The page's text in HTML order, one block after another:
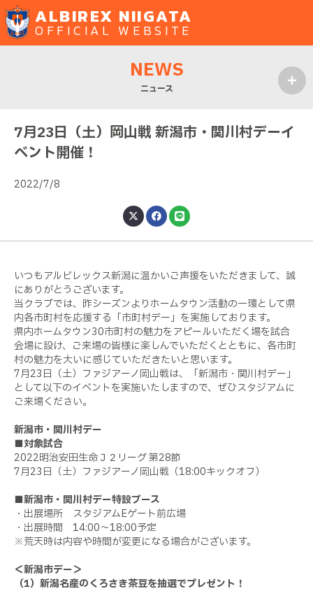
ALBIREX NIIGATA
OFFICIAL WEBSITE
NEWS
ニュース
7月23日（土）岡山戦 新潟市・関川村デーイ
ベント開催！
2022/7/8
いつもアルビレックス新潟に温かいご声援をいただきまして、誠
にありがとうございます。
当クラブでは、昨シーズンよりホームタウン活動の一環として県
内各市町村を応援する「市町村デー」を実施しております。
県内ホームタウン30市町村の魅力をアピールいただく場を試合
会場に設け、ご来場の皆様に楽しんでいただくとともに、各市町
村の魅力を大いに感じていただきたいと思います。
7月23日（土）ファジアーノ岡山戦は、「新潟市・関川村デー」
として以下のイベントを実施いたしますので、ぜひスタジアムに
ご来場ください。
新潟市・関川村デー
■対象試合
2022明治安田生命Ｊ２リーグ 第28節
7月23日（土）ファジアーノ岡山戦（18:00キックオフ）
■新潟市・関川村デー特設ブース
・出展場所 スタジアムEゲート前広場
・出展時間 14:00～18:00予定
※荒天時は内容や時間が変更になる場合がございます。
＜新潟市デー＞
（1）新潟名産のくろさき茶豆を抽選でプレゼント！